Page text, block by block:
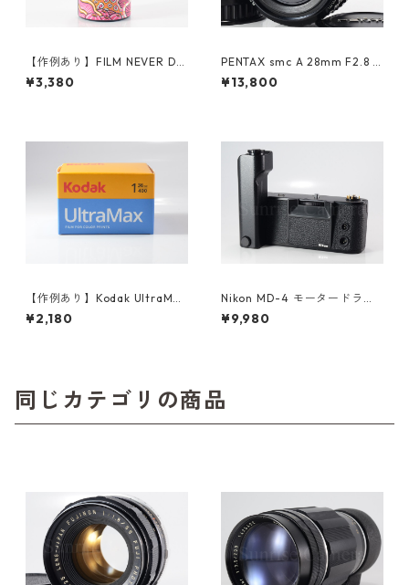
【作例あり】FILM NEVER DIE
ZATSU 400 35mmカラーネガ
フィルム 36枚撮り (K054)
¥3,380
PENTAX smc A 28mm F2.8 K
マウント ペンタックス (6149
0)
¥13,800
【作例あり】Kodak UltraMax
400 36枚撮り カラーネガ35
mmフィルム コダック (K02
¥2,180
Nikon MD-4 モータードライ
ブ ニコン (61418)
¥9,980
同じカテゴリの商品